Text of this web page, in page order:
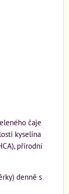
čaje
kyselina
přírodní
denně s